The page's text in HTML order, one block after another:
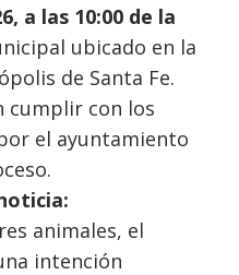
a las 10:00 de la
ubicado en la
de Santa Fe.
cumplir con los
el ayuntamiento
animales, el
intención